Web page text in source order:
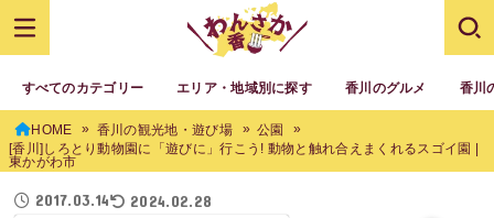
すべてのカテゴリー エリア・地域別に探す 香川のグルメ 香川
HOME 香川の観光地・遊び場
公園
[香川]しろとり動物園に「遊びに」行こう! 動物と触れ合えまくれるスゴイ園 |
東かがわ市
2017.03.14 2024.02.28